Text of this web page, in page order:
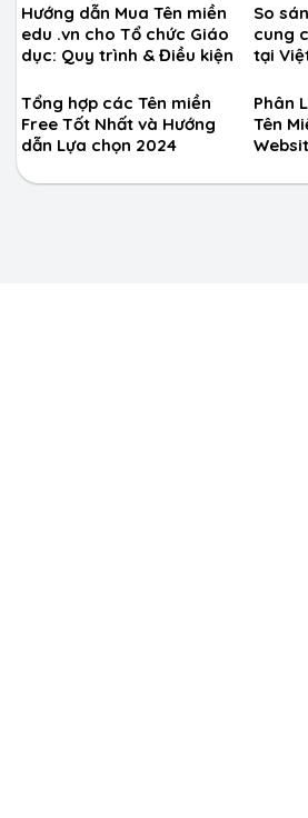
Hướng dẫn Mua Tên miền
edu .vn cho Tổ chức Giáo
dục: Quy trình & Điều kiện
So
cung
tại
Tổng hợp các Tên miền
Free Tốt Nhất và Hướng
dẫn Lựa chọn 2024
Phân
Tên